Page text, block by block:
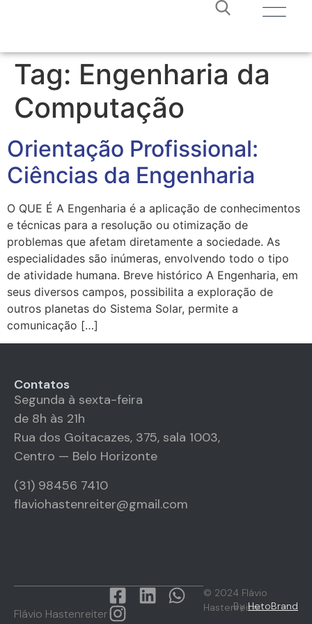
Tag: Engenharia da
Computação
Orientação Profissional:
Ciências da Engenharia
O QUE É A Engenharia é a aplicação de conhecimentos
e técnicas para a resolução ou otimização de
problemas que afetam diretamente a sociedade. As
especialidades são inúmeras, envolvendo todo o tipo
de atividade humana. Breve histórico A Engenharia, em
seus diversos campos, possibilita a exploração de
outros planetas do Sistema Solar, permite a
comunicação […]
Contatos
Segunda à sexta-feira
de 8h às 21h
Rua dos Goitacazes, 375, sala 1003,
Centro — Belo Horizonte
(31) 98456 7410
flaviohastenreiter@gmail.com
© 2024 Flávio
Hastenreiter
ByHetoBrand
Flávio Hastenreiter